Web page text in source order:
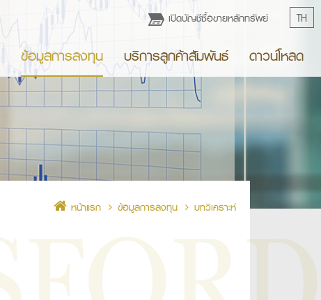
เปิดบัญชีซื้อขายหลักทรัพย์ TH
ข้อมูลการลงทุน บริการลูกค้าสัมพันธ์ ดาวน์โหลด
หน้าแรก ข้อมูลการลงทุน บทวิเคราะห์